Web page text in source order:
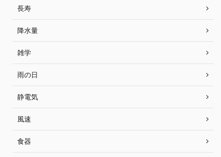
長寿
降水量
雑学
雨の日
静電気
風速
食器